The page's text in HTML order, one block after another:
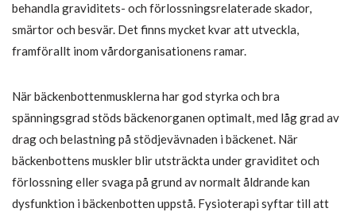
behandla graviditets- och förlossningsrelaterade skador,
smärtor och besvär. Det finns mycket kvar att utveckla,
framförallt inom vårdorganisationens ramar.
När bäckenbottenmusklerna har god styrka och bra
spänningsgrad stöds bäckenorganen optimalt, med låg grad av
drag och belastning på stödjevävnaden i bäckenet. När
bäckenbottens muskler blir utsträckta under graviditet och
förlossning eller svaga på grund av normalt åldrande kan
dysfunktion i bäckenbotten uppstå. Fysioterapi syftar till att